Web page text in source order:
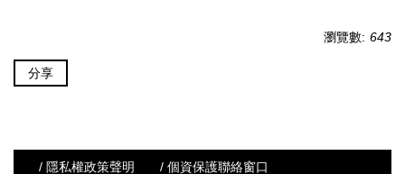
瀏覽數: 643
分享
/ 隱私權政策聲明
/ 個資保護聯絡窗口